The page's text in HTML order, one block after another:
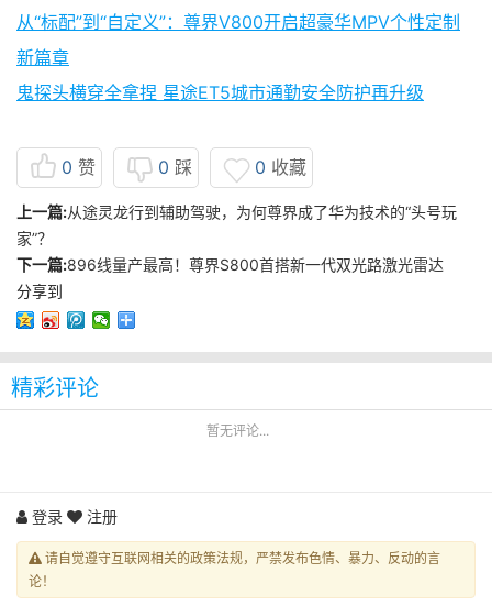
从“标配”到“自定义”：尊界V800开启超豪华MPV个性定制
新篇章
鬼探头横穿全拿捏 星途ET5城市通勤安全防护再升级
0 赞 0 踩 0 收藏
上一篇:从途灵龙行到辅助驾驶，为何尊界成了华为技术的“头号玩
家”？
下一篇:896线量产最高！尊界S800首搭新一代双光路激光雷达
分享到
精彩评论
暂无评论...
登录 注册
请自觉遵守互联网相关的政策法规，严禁发布色情、暴力、反动的言
论！